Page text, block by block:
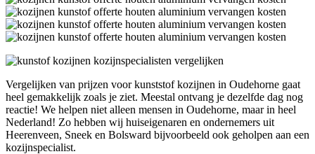
Vergelijken van prijzen voor kunststof kozijnen in Oudehorne gaat
heel gemakkelijk zoals je ziet. Meestal ontvang je dezelfde dag nog
reactie! We helpen niet alleen mensen in Oudehorne, maar in heel
Nederland! Zo hebben wij huiseigenaren en ondernemers uit
Heerenveen, Sneek en Bolsward bijvoorbeeld ook geholpen aan een
kozijnspecialist.